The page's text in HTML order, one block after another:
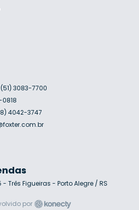
(51) 3083-7700
0818
4042-3747
- Três Figueiras - Porto Alegre / RS
por